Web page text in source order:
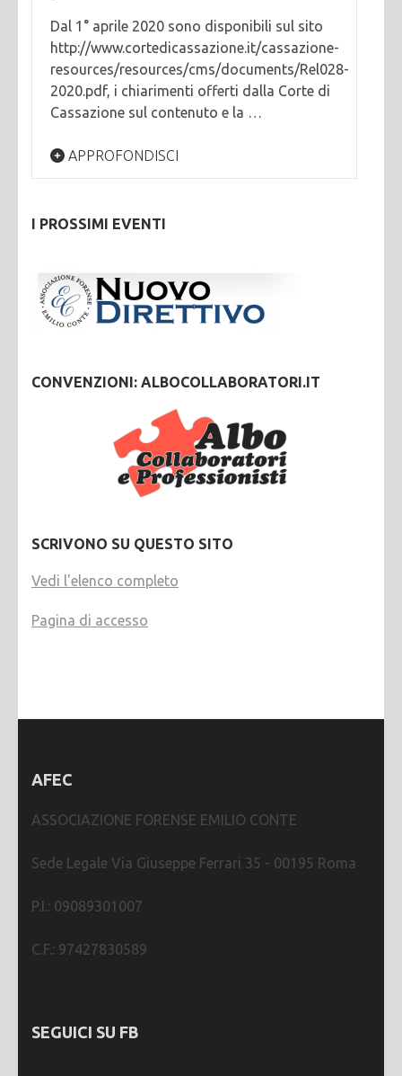
Dal 1° aprile 2020 sono disponibili sul sito
http://www.cortedicassazione.it/cassazione-
resources/resources/cms/documents/Rel028-
2020.pdf, i chiarimenti offerti dalla Corte di
Cassazione sul contenuto e la …
APPROFONDISCI
I PROSSIMI EVENTI
CONVENZIONI: ALBOCOLLABORATORI.IT
SCRIVONO SU QUESTO SITO
Vedi l'elenco completo
Pagina di accesso
AFEC
ASSOCIAZIONE FORENSE EMILIO CONTE
Sede Legale Via Giuseppe Ferrari 35 - 00195 Roma
P.I.: 09089301007
C.F.: 97427830589
SEGUICI SU FB